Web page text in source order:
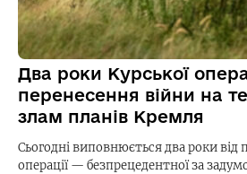
Два роки Курської
перенесення війни на
злам планів Кремля
Сьогодні виповнюється два роки від
операції — безпрецедентної за